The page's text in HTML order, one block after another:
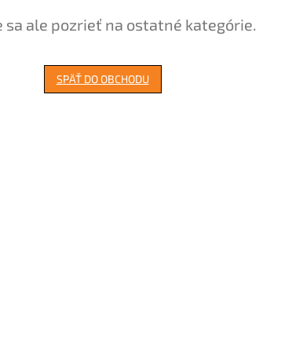
sa ale pozrieť na ostatné kategórie.
SPÄŤ DO OBCHODU